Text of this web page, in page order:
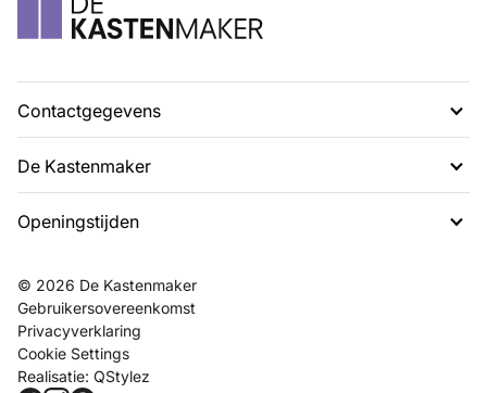
Contactgegevens
G. Rietveldweg 6
1703 DD Heerhugowaard
072 574 48 54
De Kastenmaker
Over ons
Contact
Inspiratie
FAQ
Werken bij
Showroom
Openingstijden
Dinsdag t/m Zaterdag
tussen 10.00 en 17.00 uur.
© 2026 De Kastenmaker
Gebruikersovereenkomst
Privacyverklaring
Cookie Settings
Realisatie: QStylez